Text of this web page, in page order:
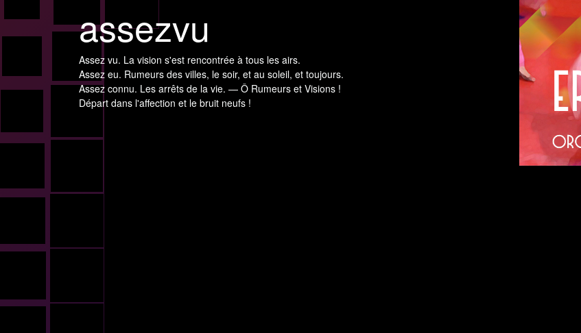
assezvu
Assez vu. La vision s'est rencontrée à tous les airs.
Assez eu. Rumeurs des villes, le soir, et au soleil, et toujours.
Assez connu. Les arrêts de la vie. — Ô Rumeurs et Visions !
Départ dans l'affection et le bruit neufs !